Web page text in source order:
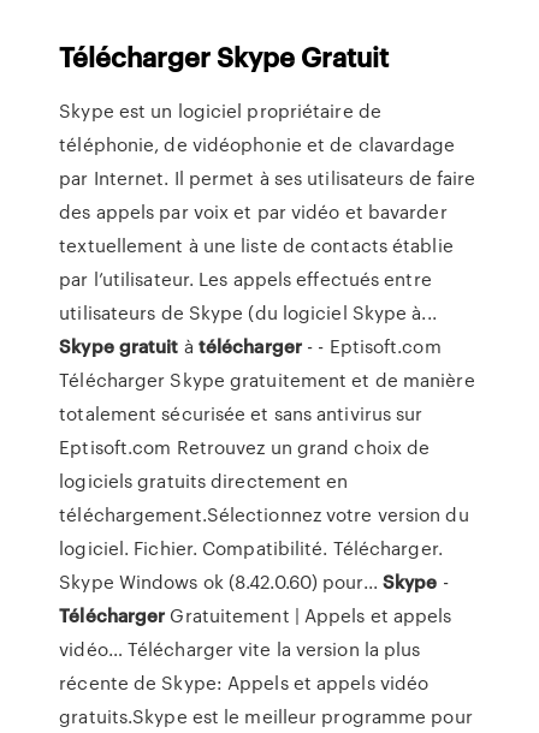
TéléchargerSkype Gratuit
Skype est un logiciel propriétaire de
téléphonie, de vidéophonie et de clavardage
par Internet. Il permet à ses utilisateurs de faire
des appels par voix et par vidéo et bavarder
textuellement à une liste de contacts établie
par l’utilisateur. Les appels effectués entre
utilisateurs de Skype (du logiciel Skype à...
Skype gratuit à télécharger - - Eptisoft.com
Télécharger Skype gratuitement et de manière
totalement sécurisée et sans antivirus sur
Eptisoft.com Retrouvez un grand choix de
logiciels gratuits directement en
téléchargement.Sélectionnez votre version du
logiciel. Fichier. Compatibilité. Télécharger.
Skype Windows ok (8.42.0.60) pour... Skype -
Télécharger Gratuitement | Appels et appels
vidéo… Télécharger vite la version la plus
récente de Skype: Appels et appels vidéo
gratuits.Skype est le meilleur programme pour